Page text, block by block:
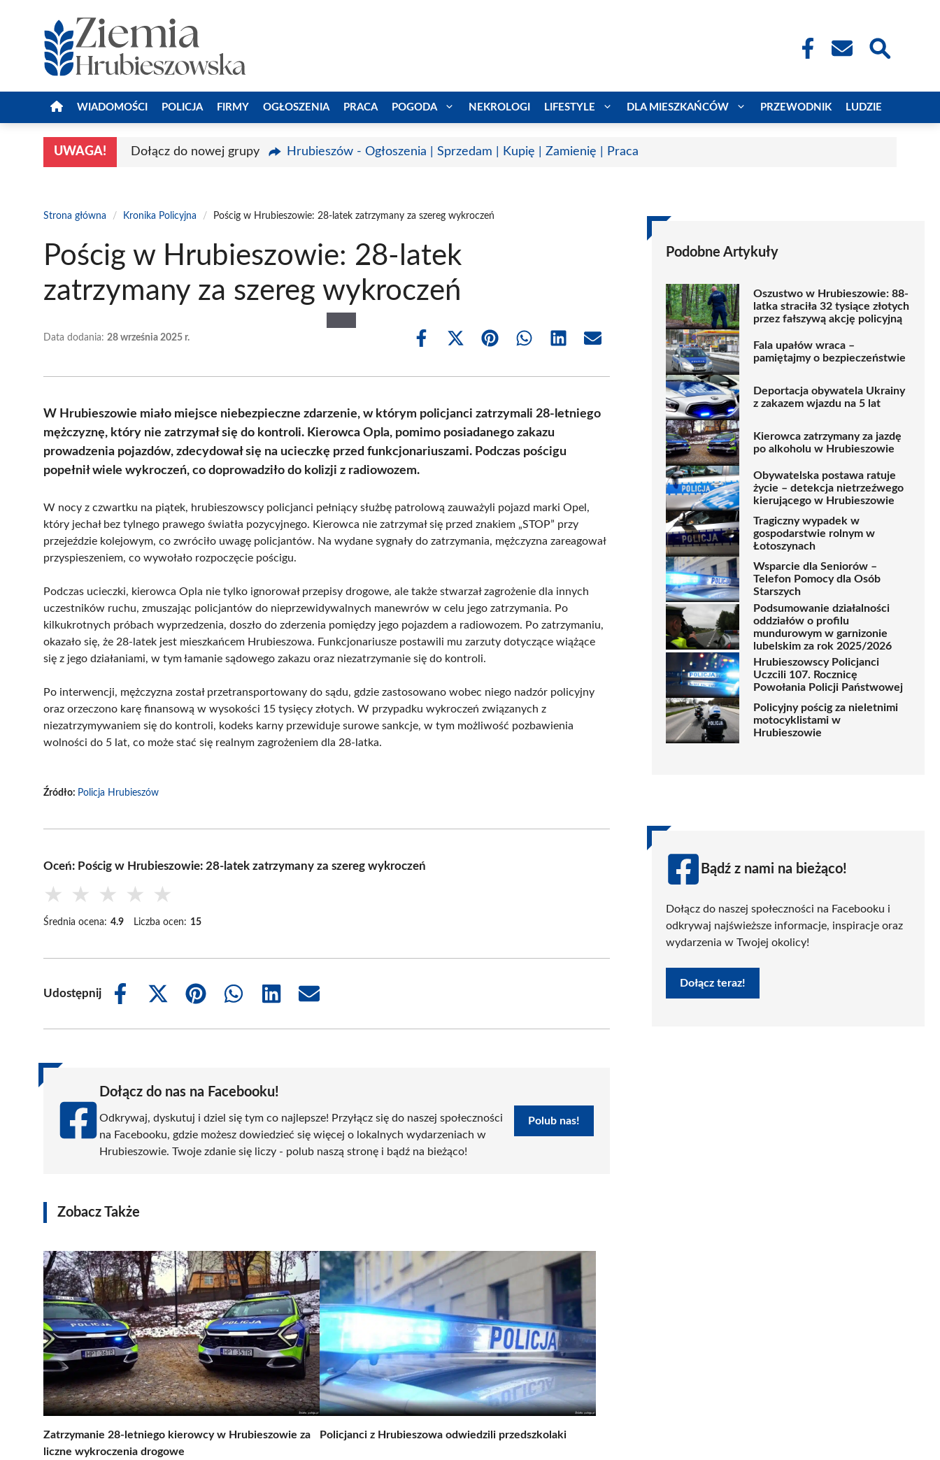
WIADOMOŚCI POLICJA FIRMY OGŁOSZENIA PRACA POGODA NEKROLOGI LIFESTYLE DLA MIESZKAŃCÓW PRZEWODNIK LUDZIE
UWAGA! Dołącz do nowej grupy Hrubieszów - Ogłoszenia | Sprzedam | Kupię | Zamienię | Praca
Strona główna / Kronika Policyjna / Pościg w Hrubieszowie: 28-latek zatrzymany za szereg wykroczeń
Pościg w Hrubieszowie: 28-latek
zatrzymany za szereg wykroczeń
Data dodania: 28 września 2025 r.
Share
Share
(Twitter)
Share Share Share Share
W Hrubieszowie miało miejsce niebezpieczne zdarzenie, w którym policjanci zatrzymali 28-letniego
mężczyznę, który nie zatrzymał się do kontroli. Kierowca Opla, pomimo posiadanego zakazu
prowadzenia pojazdów, zdecydował się na ucieczkę przed funkcjonariuszami. Podczas pościgu
popełnił wiele wykroczeń, co doprowadziło do kolizji z radiowozem.
W nocy z czwartku na piątek, hrubieszowscy policjanci pełniący służbę patrolową zauważyli pojazd marki Opel,
który jechał bez tylnego prawego światła pozycyjnego. Kierowca nie zatrzymał się przed znakiem „STOP” przy
przejeździe kolejowym, co zwróciło uwagę policjantów. Na wydane sygnały do zatrzymania, mężczyzna zareagował
przyspieszeniem, co wywołało rozpoczęcie pościgu.
Podczas ucieczki, kierowca Opla nie tylko ignorował przepisy drogowe, ale także stwarzał zagrożenie dla innych
uczestników ruchu, zmuszając policjantów do nieprzewidywalnych manewrów w celu jego zatrzymania. Po
kilkukrotnych próbach wyprzedzenia, doszło do zderzenia pomiędzy jego pojazdem a radiowozem. Po zatrzymaniu,
okazało się, że 28-latek jest mieszkańcem Hrubieszowa. Funkcjonariusze postawili mu zarzuty dotyczące wiążące
się z jego działaniami, w tym łamanie sądowego zakazu oraz niezatrzymanie się do kontroli.
Po interwencji, mężczyzna został przetransportowany do sądu, gdzie zastosowano wobec niego nadzór policyjny
oraz orzeczono karę finansową w wysokości 15 tysięcy złotych. W przypadku wykroczeń związanych z
niezatrzymywaniem się do kontroli, kodeks karny przewiduje surowe sankcje, w tym możliwość pozbawienia
wolności do 5 lat, co może stać się realnym zagrożeniem dla 28-latka.
Źródło: Policja Hrubieszów
Oceń: Pościg w Hrubieszowie: 28-latek zatrzymany za szereg wykroczeń
★ ★ ★ ★ ★
Średnia ocena: 4.9 Liczba ocen: 15
Udostępnij
Share
Share
(Twitter)
Share
Share
Share
Share
Dołącz do nas na Facebooku!
Odkrywaj, dyskutuj i dziel się tym co najlepsze! Przyłącz się do naszej społeczności
na Facebooku, gdzie możesz dowiedzieć się więcej o lokalnych wydarzeniach w
Hrubieszowie. Twoje zdanie się liczy - polub naszą stronę i bądź na bieżąco!
Polub nas!
Zobacz Także
Zatrzymanie 28-letniego kierowcy w Hrubieszowie za
liczne wykroczenia drogowe
Policjanci z Hrubieszowa odwiedzili przedszkolaki
Podobne Artykuły
Oszustwo w Hrubieszowie: 88-
latka straciła 32 tysiące złotych
przez fałszywą akcję policyjną
Fala upałów wraca –
pamiętajmy o bezpieczeństwie
Deportacja obywatela Ukrainy
z zakazem wjazdu na 5 lat
Kierowca zatrzymany za jazdę
po alkoholu w Hrubieszowie
Obywatelska postawa ratuje
życie – detekcja nietrzeźwego
kierującego w Hrubieszowie
Tragiczny wypadek w
gospodarstwie rolnym w
Łotoszynach
Wsparcie dla Seniorów –
Telefon Pomocy dla Osób
Starszych
Podsumowanie działalności
oddziałów o profilu
mundurowym w garnizonie
lubelskim za rok 2025/2026
Hrubieszowscy Policjanci
Uczcili 107. Rocznicę
Powołania Policji Państwowej
Policyjny pościg za nieletnimi
motocyklistami w
Hrubieszowie
Bądź z nami na bieżąco!
Dołącz do naszej społeczności na Facebooku i
odkrywaj najświeższe informacje, inspiracje oraz
wydarzenia w Twojej okolicy!
Dołącz teraz!